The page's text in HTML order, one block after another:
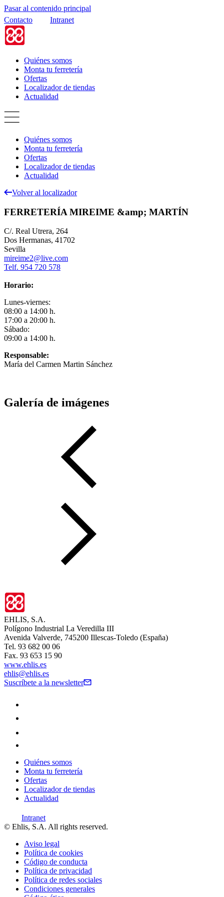
Pasar al contenido principal
Contacto
Intranet
Quiénes somos
Monta tu ferretería
Ofertas
Localizador de tiendas
Actualidad
Quiénes somos
Monta tu ferretería
Ofertas
Localizador de tiendas
Actualidad
Volver al localizador
FERRETERÍA MIREIME &amp; MARTÍN
C/. Real Utrera, 264
Dos Hermanas, 41702
Sevilla
mireime2@live.com
Telf. 954 720 578
Horario:
Lunes-viernes:
08:00 a 14:00 h.
17:00 a 20:00 h.
Sábado:
09:00 a 14:00 h.
Responsable:
María del Carmen Martin Sánchez
Galería de imágenes
EHLIS, S.A.
Polígono Industrial La Veredilla III
Avenida Valverde, 745200 Illescas-Toledo (España)
Tel. 93 682 00 06
Fax. 93 653 15 90
www.ehlis.es
ehlis@ehlis.es
Suscríbete a la newsletter
Quiénes somos
Monta tu ferretería
Ofertas
Localizador de tiendas
Actualidad
Intranet
© Ehlis, S.A. All rights reserved.
Aviso legal
Política de cookies
Código de conducta
Política de privacidad
Política de redes sociales
Condiciones generales